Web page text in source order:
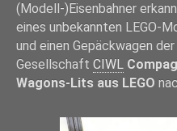
(Modell-)Eisenbahner
eines unbekannten LEGO-
und einen Gepäckwagen
Gesellschaft CIWL
Wagons-Lits aus LEGO